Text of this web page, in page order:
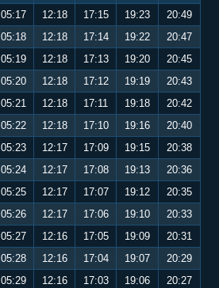
05:17 12:18 17:15 19:23
20:49
05:18 12:18 17:14 19:22
20:47
05:19 12:18 17:13 19:20
20:45
05:20 12:18 17:12 19:19
20:43
05:21 12:18 17:11 19:18
20:42
05:22 12:18 17:10 19:16
20:40
05:23 12:17 17:09 19:15
20:38
05:24 12:17 17:08 19:13
20:36
05:25 12:17 17:07 19:12
20:35
05:26 12:17 17:06 19:10
20:33
05:27 12:16 17:05 19:09
20:31
05:28 12:16 17:04 19:07
20:29
05:29 12:16 17:03 19:06
20:27